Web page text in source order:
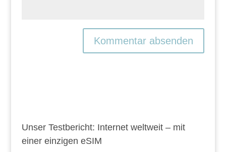
Unser Testbericht: Internet weltweit – mit
einer einzigen eSIM